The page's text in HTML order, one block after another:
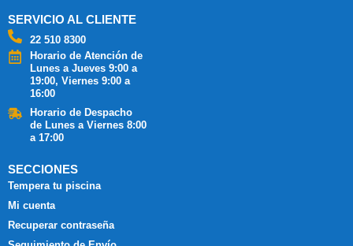
SERVICIO AL CLIENTE
22 510 8300
Horario de Atención de
Lunes a Jueves 9:00 a
19:00, Viernes 9:00 a
16:00
Horario de Despacho
de Lunes a Viernes 8:00
a 17:00
SECCIONES
Tempera tu piscina
Mi cuenta
Recuperar contraseña